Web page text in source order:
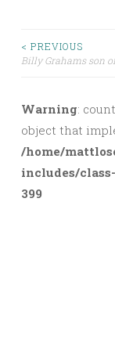
Post
< PREVIOUS
Billy Grahams son
Warning:
object that
/home/
includes/
399